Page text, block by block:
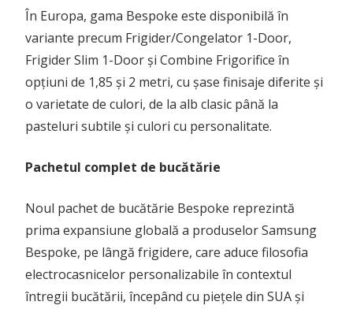
În Europa, gama Bespoke este disponibilă în
variante precum Frigider/Congelator 1-Door,
Frigider Slim 1-Door și Combine Frigorifice în
opțiuni de 1,85 și 2 metri, cu șase finisaje diferite și
o varietate de culori, de la alb clasic până la
pasteluri subtile și culori cu personalitate.
Pachetul complet de bucătărie
Noul pachet de bucătărie Bespoke reprezintă
prima expansiune globală a produselor Samsung
Bespoke, pe lângă frigidere, care aduce filosofia
electrocasnicelor personalizabile în contextul
întregii bucătării, începând cu piețele din SUA și